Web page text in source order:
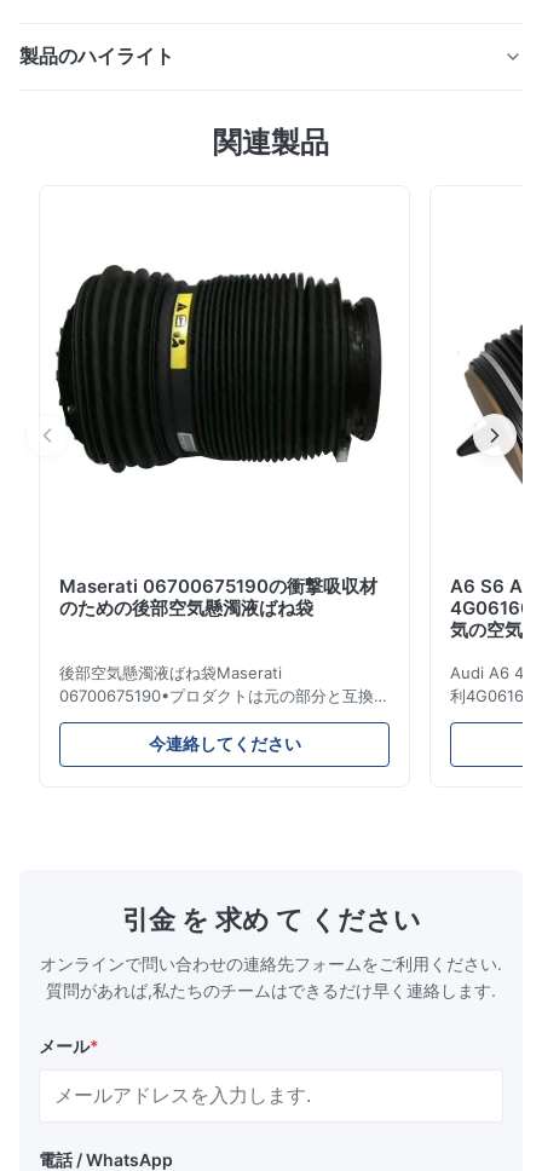
製品のハイライト
2009-2014年の空気懸濁液の支柱 特徴 この後部空気ばね
カル サポートのチームはguid完全な解決をあなたに提供
するために。 それはOEの部品番号です後部左のための
A2123200725です。ほしければ後部右の空気ばねはちょ
うど私達に知らせました。私達に広い製品範囲がありま
す。 W212空気懸垂装置 W 212の後部空気懸濁液の衝撃
の修理部品 ゴム製袖 OEの部品番号...
関連製品
Maserati 06700675190の衝撃吸収材
のための後部空気懸濁液ばね袋
後部空気懸濁液ばね袋Maserati
06700675190•プロダクトは元の部分と互換性
がある100%です。 プロダクト: 空気ばね及び
エアー バッグ OEM NO: 06700675190 モデ
ルNO: 06700675190 位置: 後部 プロダクト状
プロダクトおよび良い状態で包装を保障するた
めに郵送物の前にプロダクトを再確認して下さ
今連絡してください
A6 S6 A7
気の空気
Audi A6 4G
利
のためのエ
のばね/エア
引金 を 求め て ください
オンラインで問い合わせの連絡先フォームをご利用ください.
質問があれば,私たちのチームはできるだけ早く連絡します.
メール*
電話 / WhatsApp